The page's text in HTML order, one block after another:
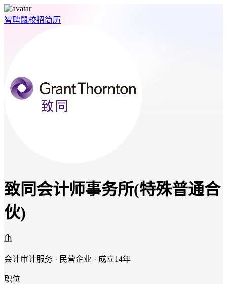
智聘鼠校招简历
致同会计师事务所(特殊普通合
伙)
会计审计服务 · 民营企业 · 成立14年
职位